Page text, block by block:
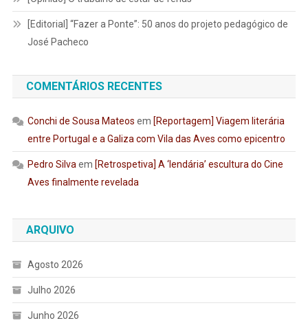
[Editorial] “Fazer a Ponte”: 50 anos do projeto pedagógico de
José Pacheco
COMENTÁRIOS RECENTES
Conchi de Sousa Mateos em [Reportagem] Viagem literária
entre Portugal e a Galiza com Vila das Aves como epicentro
Pedro Silva em [Retrospetiva] A ‘lendária’ escultura do Cine
Aves finalmente revelada
ARQUIVO
Agosto 2026
Julho 2026
Junho 2026